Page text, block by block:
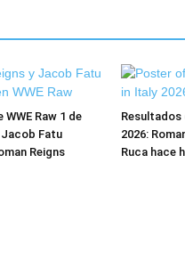
Raw 1 de
Jacob Fatu
Reigns
Resultados
2026:
Ruca hace